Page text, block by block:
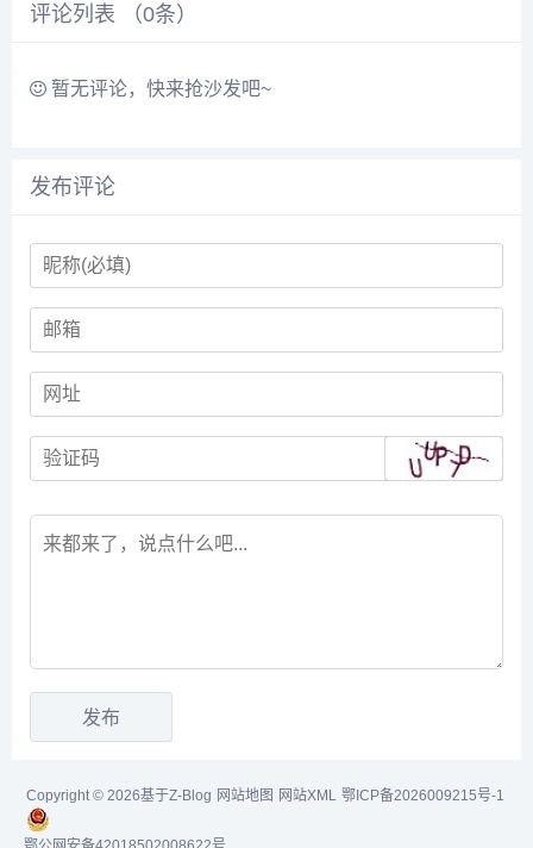
尖的设计师供稿，满足各个
库。...
评论列表 （0条）
暂无评论，快来抢沙发吧~
发布评论
Copyright © 2026基于Z-Blog 网站地图 网站XML 鄂ICP备2026009215号-1